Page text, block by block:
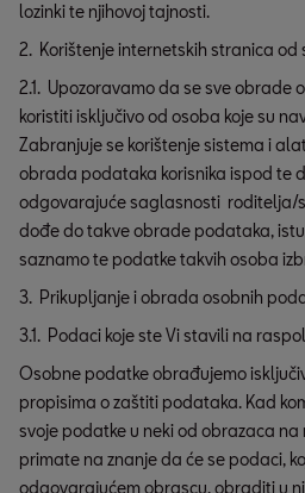
lozinki te njihovoj tajnosti.
2. Korištenje internetskih stranica
2.1. Upozoravamo da se sve obrade
koristiti isključivo od osoba koje su
Zabranjuje se korištenje sistema i
obrada podataka korisnika ispod te
odgovarajuće saglasnosti roditelja/
dođe do takve obrade podataka,
saznamo te podatke takvih osoba
3. Prikupljanje i obrada osobnih
3.1. Podaci koje ste Vi stavili na
Osobne podatke obrađujemo
propisima o zaštiti podataka. Kad
svoje podatke u neki od obrazaca
primate na znanje da će se podaci,
odgovarajućem obrascu, obraditi u